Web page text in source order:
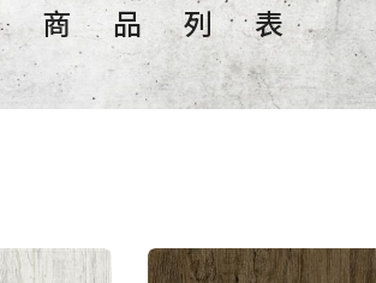
商品列表